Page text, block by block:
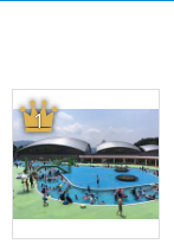
1